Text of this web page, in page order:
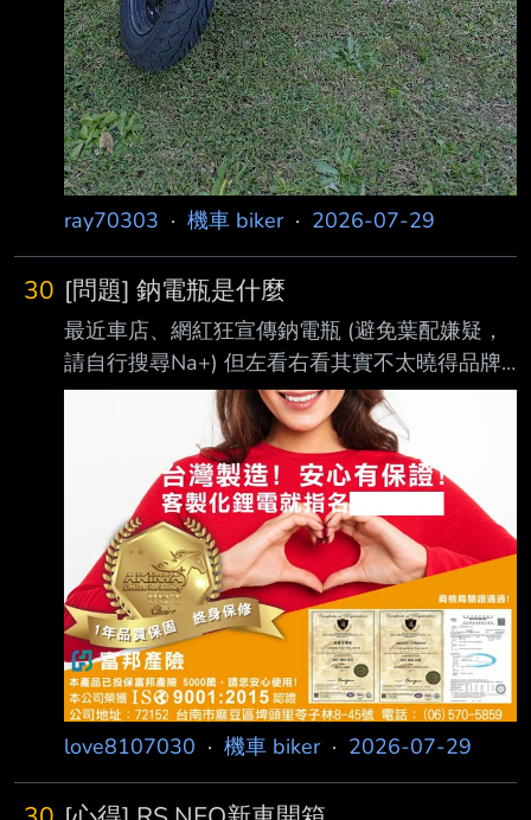
ray70303 · 機車 biker· 2026-07-29
30 [問題] 鈉電瓶是什麼
最近車店、網紅狂宣傳鈉電瓶 (避免葉配嫌疑，
請自行搜尋Na+) 但左看右看其實不太曉得品牌
與Na電瓶背景性能實績 基本上算是橫空出道吧?
鋰電瓶扣除名存實亡(?)的RCE以外 市面上可以
選擇的至少有Bosch、YUASA等大廠 就算不挑
這些品牌，MOMO、PCHOME也有若干選擇 上
架的牌子後面有買保險、有平台支撐售後
https://i.urusai.cc/afvDQ.png 但是鈉電瓶網頁看
了好幾遍 都沒寫到保險相關事宜
https://i.urusai.cc/wzxv0.png 只有寫保固期限，
但沒
love8107030 · 機車 biker· 2026-07-29